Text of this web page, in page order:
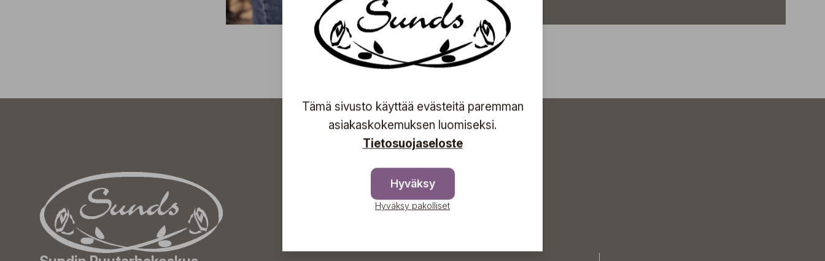
Tämä sivusto käyttää evästeitä paremman
asiakaskokemuksen luomiseksi.
Tietosuojaseloste
Hyväksy
Hyväksy pakolliset